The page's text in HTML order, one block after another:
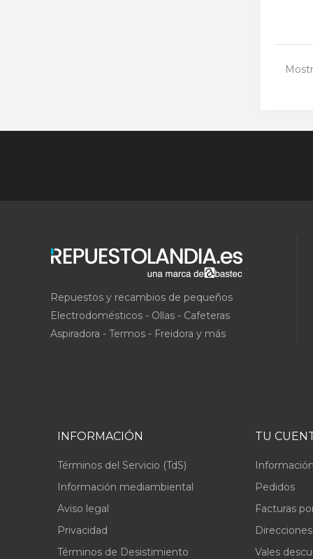
Repuestos y recambios de pequeños
Electrodomésticos - Ollas - Cafeteras
Aspiradora - Termos - Freidora y más
INFORMACIÓN
Términos del Servicio (TdS)
Información mediambiental
Aviso legal
Privacidad
Términos de Desistimiento
TU
Pedidos
Facturas
Direcciones
Vales